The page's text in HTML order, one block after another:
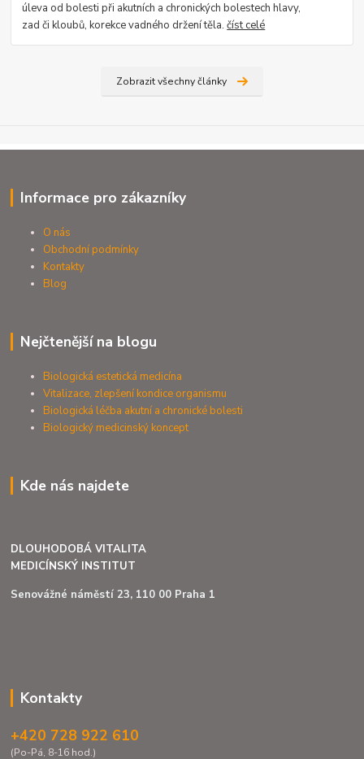
úleva od bolesti při akutních a chronických bolestech hlavy,
zad či kloubů, korekce vadného držení těla.číst celé
Zobrazit všechny články
Informace pro zákazníky
O nás
Obchodní podmínky
Kontakty
Blog
Nejčtenější na blogu
Biologická estetická medicína
Vitalizace, zlepšení kondice organismu
Biologická léčba akutní a chronické bolesti
Biologický medicinský koncept
Kde nás najdete
DLOUHODOBÁ VITALITA
MEDICÍNSKÝ INSTITUT
Senovážné náměstí 23, 110 00 Praha 1
Kontakty
+420 728 922 610
(Po-Pá, 8-16 hod.)